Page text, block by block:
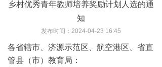
乡村优秀青年教师培养奖励计划人选的通
知
各省辖市、济源示范区、航空港区、省直
管县（市）教育局：
发布时间： 2024-04-23 16:45